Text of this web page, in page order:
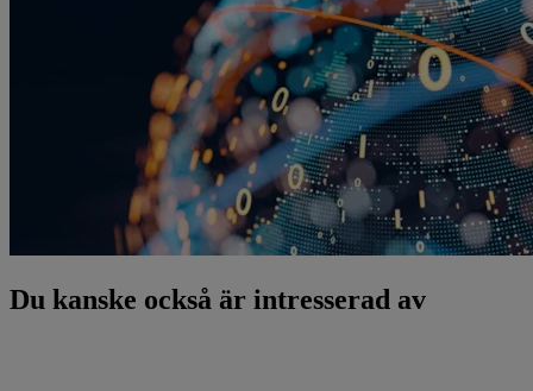
Du kanske också är intresserad av